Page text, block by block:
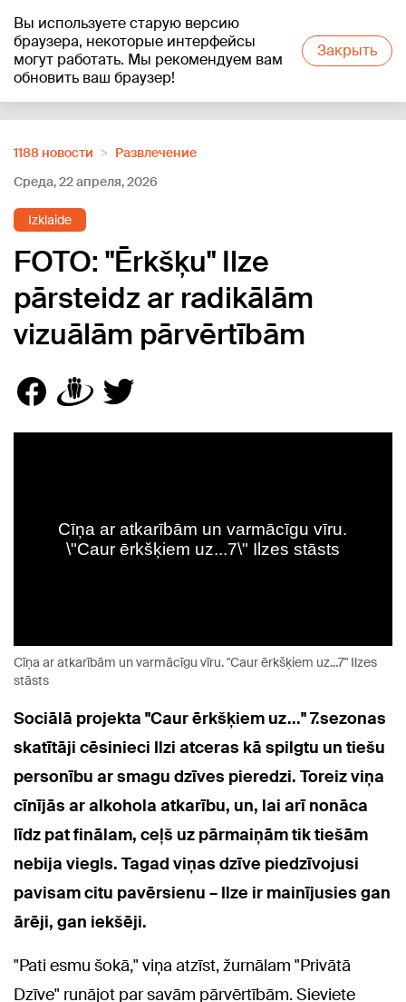
Вы используете старую версию
браузера, некоторые интерфейсы
могут работать. Мы рекомендуем вам
обновить ваш браузер!
Закрыть
+20°C
1188 новости
Развлечение
Среда, 22 апреля, 2026
Izklaide
FOTO: "Ērkšķu" Ilze
pārsteidz ar radikālām
vizuālām pārvērtībām
Cīņa ar atkarībām un varmācīgu vīru. "Caur ērkšķiem uz...7" Ilzes
stāsts
Sociālā projekta "Caur ērkšķiem uz..." 7.sezonas
skatītāji cēsinieci Ilzi atceras kā spilgtu un tiešu
personību ar smagu dzīves pieredzi. Toreiz viņa
cīnījās ar alkohola atkarību, un, lai arī nonāca
līdz pat finālam, ceļš uz pārmaiņām tik tiešām
nebija viegls. Tagad viņas dzīve piedzīvojusi
pavisam citu pavērsienu – Ilze ir mainījusies gan
ārēji, gan iekšēji.
"Pati esmu šokā," viņa atzīst, žurnālam "Privātā
Dzīve" runājot par savām pārvērtībām. Sieviete